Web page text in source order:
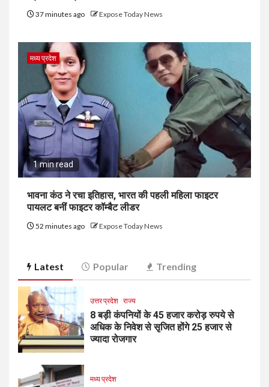
37 minutes ago Expose Today News
मध्य प्रदेश
1 min read
भावना कंठ ने रचा इतिहास, भारत की पहली महिला फाइटर
पायलट बनीं फाइटर कॉम्बैट लीडर
52 minutes ago Expose Today News
Latest Popular Trending
उत्तर प्रदेश राज्य
8 बड़ी कंपनियों के 45 हजार करोड़ रुपये से
अधिक के निवेश से सृजित होंगे 25 हजार से
ज्यादा रोजगार
मध्य प्रदेश